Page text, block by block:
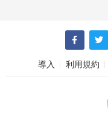
導入 利用規約